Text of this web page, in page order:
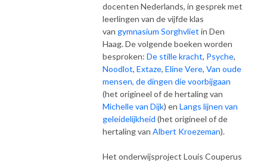
docenten Nederlands, in gesprek met
leerlingen van de vijfde klas
van gymnasium Sorghvliet in Den
Haag. De volgende boeken worden
besproken: De stille kracht, Psyche,
Noodlot, Extaze, Eline Vere, Van oude
mensen, de dingen die voorbijgaan
(het origineel of de hertaling van
Michelle van Dijk) en Langs lijnen van
geleidelijkheid (het origineel of de
hertaling van Albert Kroezeman).
Het onderwijsproject Louis Couperus